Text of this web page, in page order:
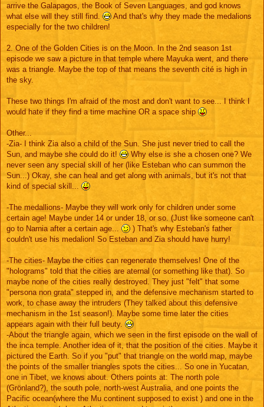
arrive the Galapagos, the Book of Seven Languages, and god knows
what else will they still find.
And that's why they made the medalions
especially for the two children!
2. One of the Golden Cities is on the Moon. In the 2nd season 1st
episode we saw a picture in that temple where Mayuka went, and there
was a triangle. Maybe the top of that means the seventh cité is high in
the sky.
These two things I'm afraid of the most and don't want to see... I think I
would hate if they find a time machine OR a space ship
Other...
-Zia- I think Zia also a child of the Sun. She just never tried to call the
Sun, and maybe she could do it!
Why else is she a chosen one? We
never seen any special skill of her (like Esteban who can summon the
Sun...) Okay, she can heal and get along with animals, but it's not that
kind of special skill...
-The medallions- Maybe they will work only for children under some
certain age! Maybe under 14 or under 18, or so. (Just like someone can't
go to Narnia after a certain age...
) That's why Esteban's father
couldn't use his medalion! So Esteban and Zia should have hurry!
-The cities- Maybe the cities can regenerate themselves! One of the
"holograms" told that the cities are aternal (or something like that). So
maybe none of the cities really destroyed. They just "felt" that some
"persona non grata" stepped in, and the defensive mechanism started to
work, to chase away the intruders (They talked about this defensive
mechanism in the 1st season!). Maybe some time later the cities
appears again with their full beuty.
-About the triangle again, which we seen in the first episode on the wall of
the inca temple. Another idea of it, that the position of the cities. Maybe it
pictured the Earth. So if you "put" that triangle on the world map, maybe
the points of the smaller triangles spots the cities... So one in Yucatan,
one in Tibet, we knows about. Others points at: The north pole
(Grönland?), the south pole, north-west Australia, and one points the
Pacific ocean(where the Mu continent supposed to exist ) and one in the